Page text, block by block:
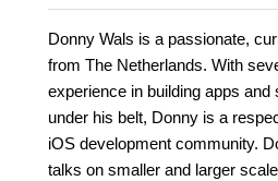
Donny Wals is a passionate,
from The Netherlands. With
experience in building apps and
under his belt, Donny is a
iOS development community.
talks on smaller and larger